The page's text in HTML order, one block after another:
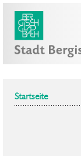
Startseite